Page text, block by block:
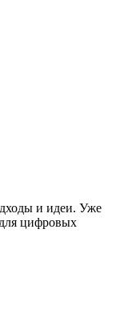
и идеи. Уже
для цифровых